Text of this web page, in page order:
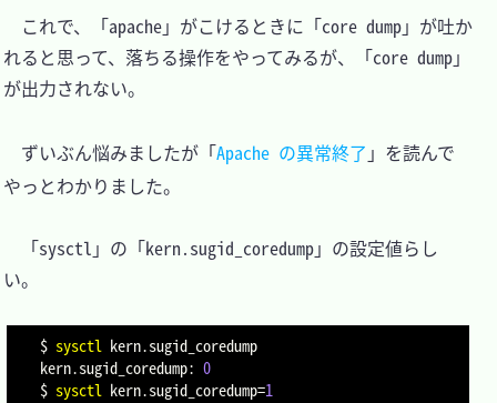
これで、「apache」がこけるときに「core dump」が吐か
れると思って、落ちる操作をやってみるが、「core dump」
が出力されない。
ずいぶん悩みましたが「Apache の異常終了 」を読んで
やっとわかりました。
「sysctl」の「kern.sugid_coredump」の設定値らし
い。
$ sysctl kern.sugid_coredump
kern.sugid_coredump: 0
$ sysctl kern.sugid_coredump=1